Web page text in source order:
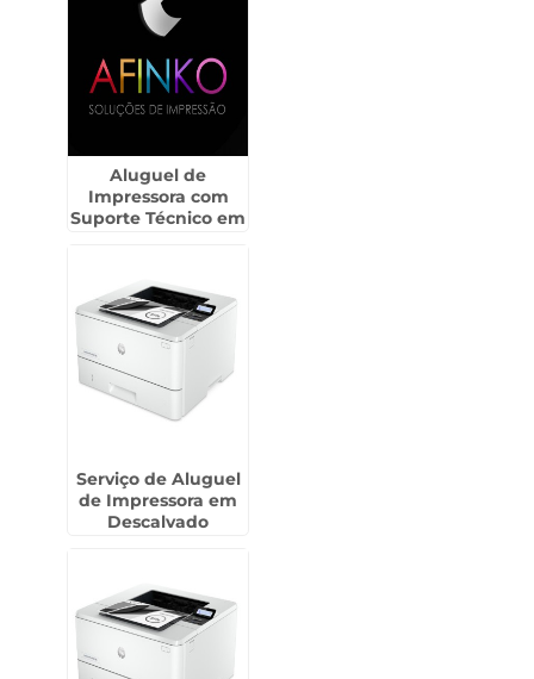
Aluguel de
Impressora com
Suporte Técnico em
Serviço de Aluguel
de Impressora em
Descalvado